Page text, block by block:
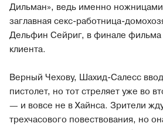
Дильман», ведь именно ножницами
заглавная секс-работница-
Дельфин Сейриг, в финале фильма
клиента.
Верный Чехову, Шахид-Салесс
пистолет, но тот стреляет уже во
— и вовсе не в Хайнса. Зрители
трехчасового повествования, но